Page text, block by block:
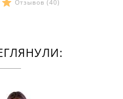
Отзывов (40)